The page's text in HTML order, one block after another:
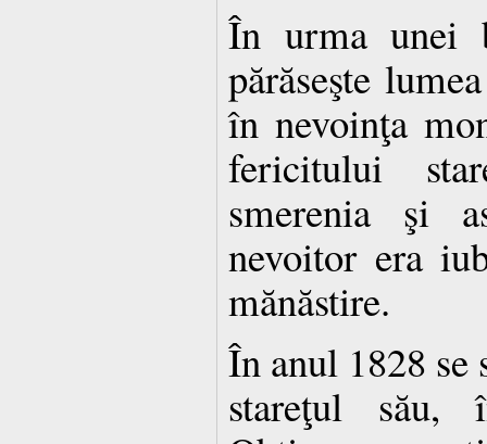
În urma unei
părăseşte
în nevoinţa
fericitului
smerenia şi
nevoitor era
mănăstire.
În anul 1828 se
stareţul său,